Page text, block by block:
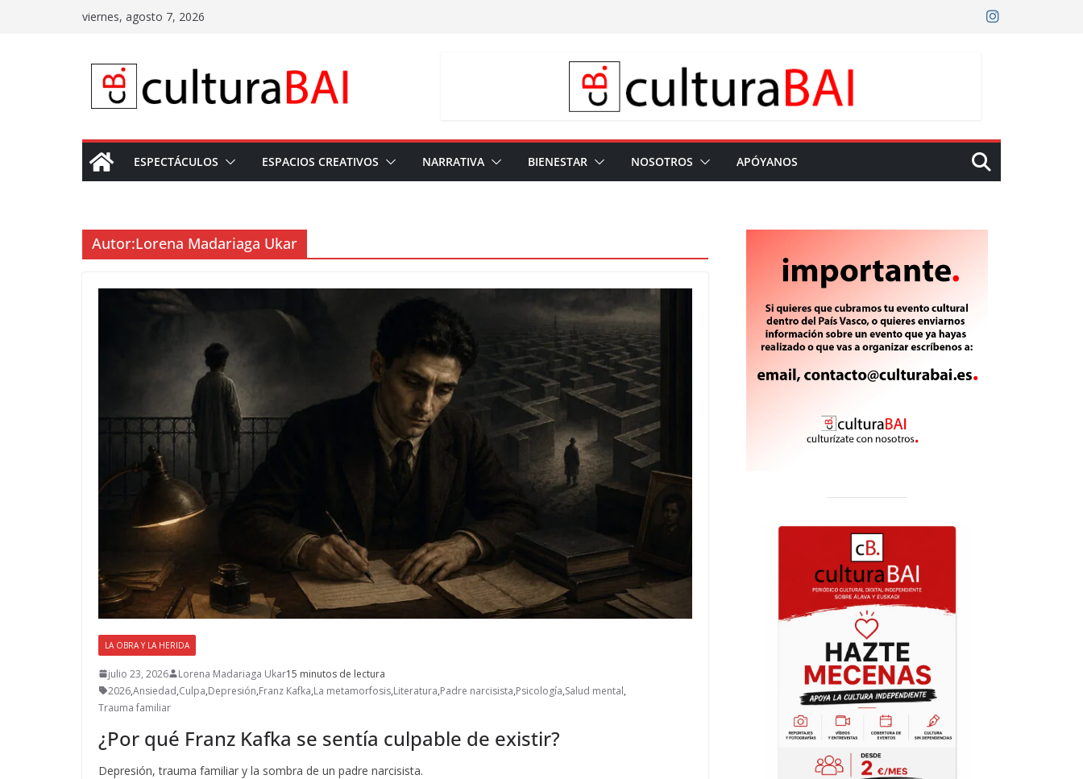
viernes, agosto 7, 2026
ESPECTÁCULOS ESPACIOS CREATIVOS NARRATIVA BIENESTAR NOSOTROS APÓYANOS
Autor:Lorena Madariaga Ukar
LA OBRA Y LA HERIDA
julio 23, 2026 Lorena Madariaga Ukar15 minutos de lectura
2026,Ansiedad,Culpa,Depresión,Franz Kafka,La metamorfosis,Literatura,Padre narcisista,Psicología,Salud mental,
Trauma familiar
¿Por qué Franz Kafka se sentía culpable de existir?
Depresión, trauma familiar y la sombra de un padre narcisista.